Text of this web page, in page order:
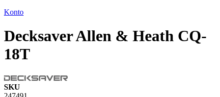
Konto
Decksaver Allen & Heath CQ-
18T
SKU